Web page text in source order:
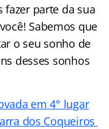
parte da sua
Sabemos que
o seu sonho de
desses sonhos
em 4° lugar
dos Coqueiros